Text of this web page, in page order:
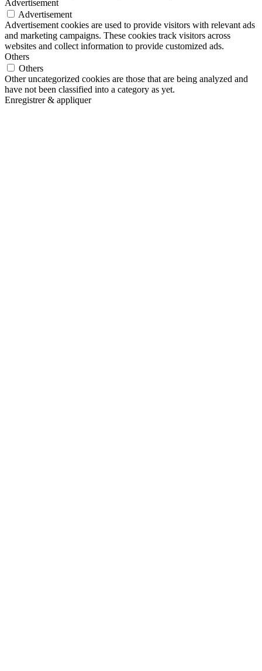
Advertisement
Advertisement
Advertisement cookies are used to provide visitors with relevant ads
and marketing campaigns. These cookies track visitors across
websites and collect information to provide customized ads.
Others
Others
Other uncategorized cookies are those that are being analyzed and
have not been classified into a category as yet.
Enregistrer & appliquer